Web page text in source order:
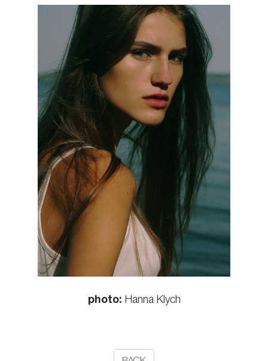
NEWS
CONTACTS
photo: Hanna Klych